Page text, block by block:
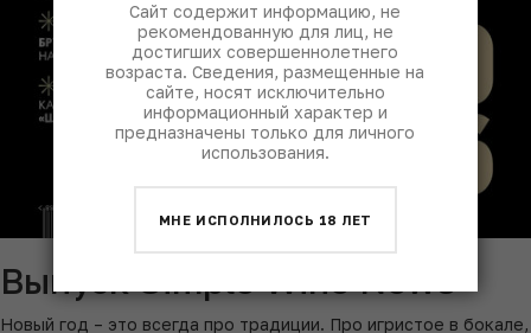
Выпуск Simple Wine News
Новый год – это всегда про традиции. Про игристое в бокале,
Сайт содержит информацию, не
рекомендованную для лиц, не
достигших совершеннолетнего
возраста. Сведения, размещенные на
сайте, носят исключительно
информационный характер и
предназначены только для личного
использования.
МНЕ ИСПОЛНИЛОСЬ 18 ЛЕТ